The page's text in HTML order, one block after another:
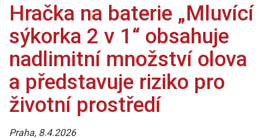
Hračka na baterie „Mluvící
sýkorka 2 v 1“ obsahuje
nadlimitní množství olova
a představuje riziko pro
životní prostředí
Praha, 8.4.2026